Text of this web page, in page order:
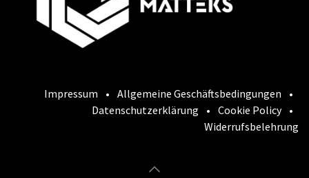
Impressum • Allgemeine Geschäftsbedingungen
•
Datenschutzerklärung
• Cookie Policy •
Widerrufsbelehrung